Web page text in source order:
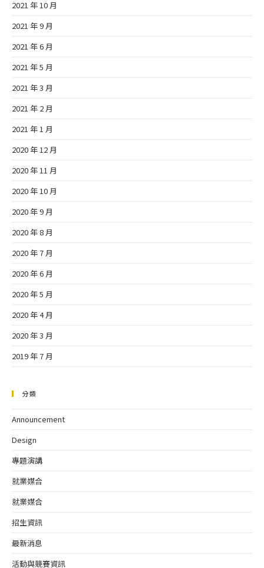
2021 年 10 月
2021 年 9 月
2021 年 6 月
2021 年 5 月
2021 年 3 月
2021 年 2 月
2021 年 1 月
2020 年 12 月
2020 年 11 月
2020 年 10 月
2020 年 9 月
2020 年 8 月
2020 年 7 月
2020 年 6 月
2020 年 5 月
2020 年 4 月
2020 年 3 月
2019 年 7 月
分類
Announcement
Design
專題演講
就業媒合
就業媒合
招生資訊
最新消息
活動與競賽資訊